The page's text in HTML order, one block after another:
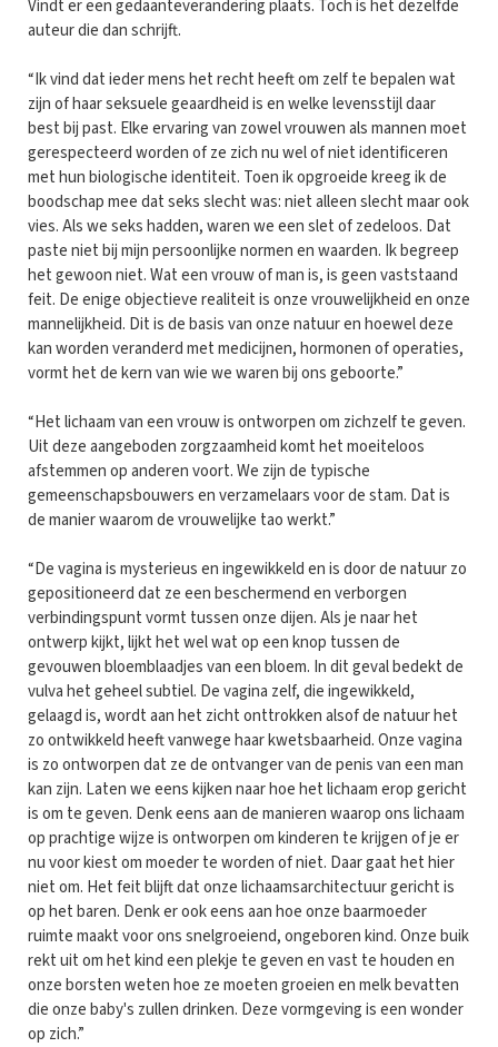
Vindt er een gedaanteverandering plaats. Toch is het dezelfde
auteur die dan schrijft.
“Ik vind dat ieder mens het recht heeft om zelf te bepalen wat
zijn of haar seksuele geaardheid is en welke levensstijl daar
best bij past. Elke ervaring van zowel vrouwen als mannen moet
gerespecteerd worden of ze zich nu wel of niet identificeren
met hun biologische identiteit. Toen ik opgroeide kreeg ik de
boodschap mee dat seks slecht was: niet alleen slecht maar ook
vies. Als we seks hadden, waren we een slet of zedeloos. Dat
paste niet bij mijn persoonlijke normen en waarden. Ik begreep
het gewoon niet. Wat een vrouw of man is, is geen vaststaand
feit. De enige objectieve realiteit is onze vrouwelijkheid en onze
mannelijkheid. Dit is de basis van onze natuur en hoewel deze
kan worden veranderd met medicijnen, hormonen of operaties,
vormt het de kern van wie we waren bij ons geboorte.”
“Het lichaam van een vrouw is ontworpen om zichzelf te geven.
Uit deze aangeboden zorgzaamheid komt het moeiteloos
afstemmen op anderen voort. We zijn de typische
gemeenschapsbouwers en verzamelaars voor de stam. Dat is
de manier waarom de vrouwelijke tao werkt.”
“De vagina is mysterieus en ingewikkeld en is door de natuur zo
gepositioneerd dat ze een beschermend en verborgen
verbindingspunt vormt tussen onze dijen. Als je naar het
ontwerp kijkt, lijkt het wel wat op een knop tussen de
gevouwen bloemblaadjes van een bloem. In dit geval bedekt de
vulva het geheel subtiel. De vagina zelf, die ingewikkeld,
gelaagd is, wordt aan het zicht onttrokken alsof de natuur het
zo ontwikkeld heeft vanwege haar kwetsbaarheid. Onze vagina
is zo ontworpen dat ze de ontvanger van de penis van een man
kan zijn. Laten we eens kijken naar hoe het lichaam erop gericht
is om te geven. Denk eens aan de manieren waarop ons lichaam
op prachtige wijze is ontworpen om kinderen te krijgen of je er
nu voor kiest om moeder te worden of niet. Daar gaat het hier
niet om. Het feit blijft dat onze lichaamsarchitectuur gericht is
op het baren. Denk er ook eens aan hoe onze baarmoeder
ruimte maakt voor ons snelgroeiend, ongeboren kind. Onze buik
rekt uit om het kind een plekje te geven en vast te houden en
onze borsten weten hoe ze moeten groeien en melk bevatten
die onze baby's zullen drinken. Deze vormgeving is een wonder
op zich.”